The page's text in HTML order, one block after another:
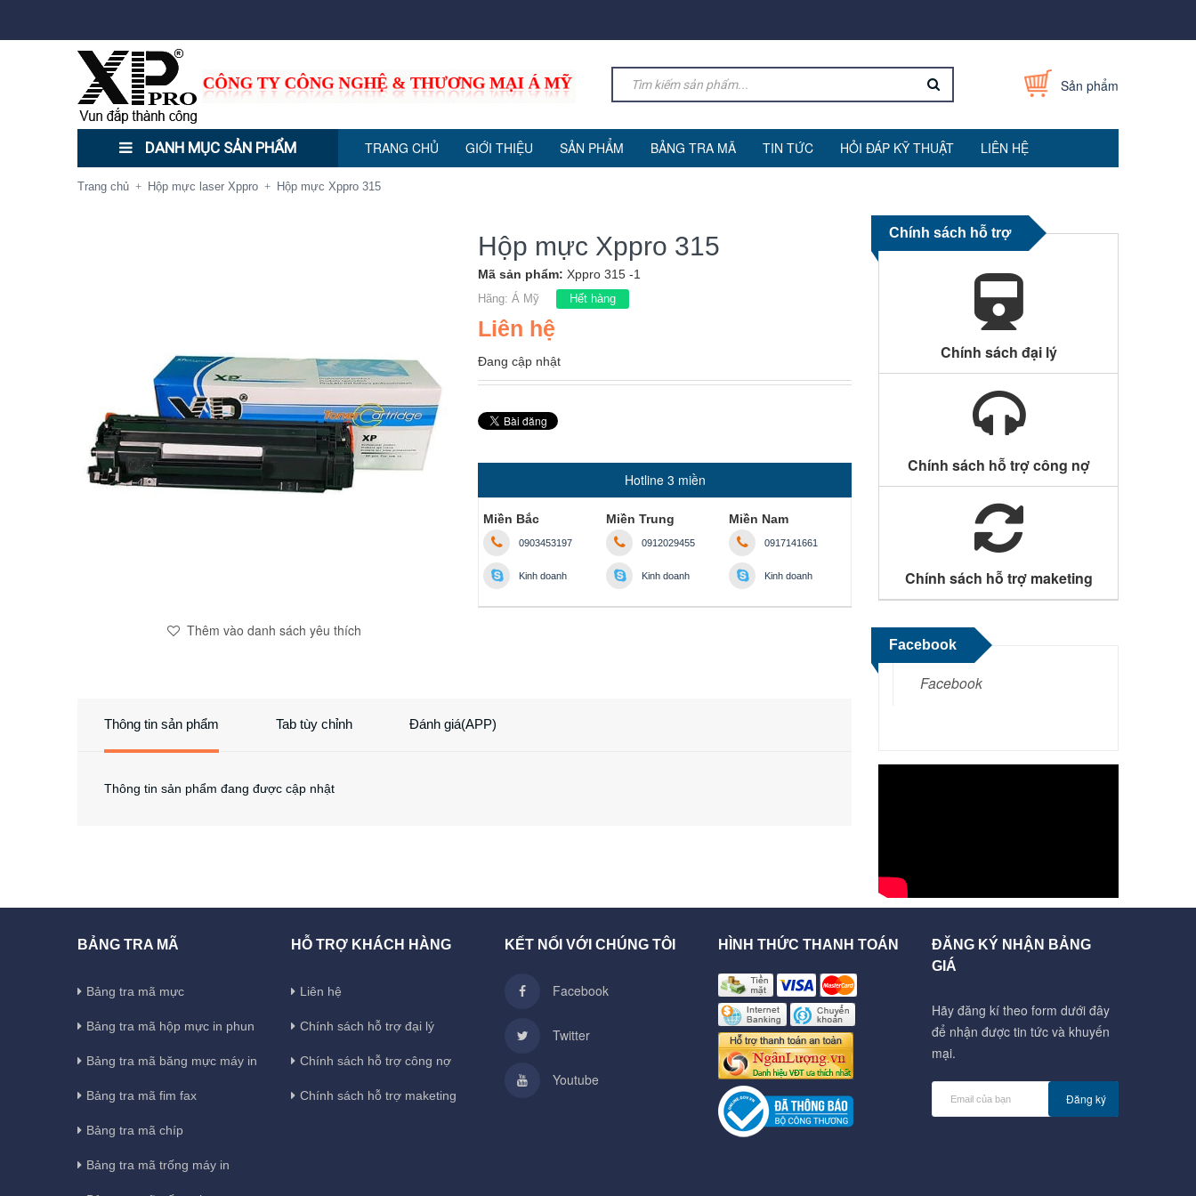
Sản phẩm
DANH MỤC SẢN PHẨM TRANG CHỦ GIỚI THIỆU SẢN PHẨM BẢNG TRA MÃ TIN TỨC HỎI ĐÁP KỸ THUẬT LIÊN HỆ
Trang chủ + Hộp mực laser Xppro + Hộp mực Xppro 315
Thêm vào danh sách yêu thích
Hộp mực Xppro 315
Mã sản phẩm: Xppro 315 -1
Hãng: Á Mỹ Hết hàng
Liên hệ
Đang cập nhật
Hotline 3 miền
Miền Bắc
0903453197
Kinh doanh
Miền Trung
0912029455
Kinh doanh
Miền Nam
0917141661
Kinh doanh
Thông tin sản phẩm Tab tùy chỉnh Đánh giá(APP)
Thông tin sản phẩm đang được cập nhật
Chính sách hỗ trợ
Chính sách đại lý
Chính sách hỗ trợ công nợ
Chính sách hỗ trợ maketing
Facebook
Facebook
BẢNG TRA MÃ
Bảng tra mã mực
Bảng tra mã hộp mực in phun
Bảng tra mã băng mực máy in
Bảng tra mã fim fax
Bảng tra mã chíp
Bảng tra mã trống máy in
HỖ TRỢ KHÁCH HÀNG
Liên hệ
Chính sách hỗ trợ đại lý
Chính sách hỗ trợ công nợ
Chính sách hỗ trợ maketing
KẾT NỐI VỚI CHÚNG TÔI
Facebook
Twitter
Youtube
HÌNH THỨC THANH TOÁN
ĐĂNG KÝ NHẬN BẢNG
GIÁ
Hãy đăng kí theo form dưới đây
để nhận được tin tức và khuyến
mại.
Đăng ký